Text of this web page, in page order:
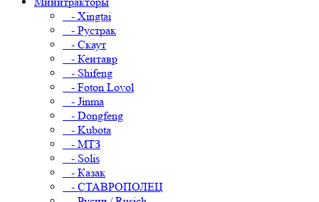
- Xingtai
- Рустрак
- Скаут
- Кентавр
- Shifeng
- Foton Lovol
- Jinma
- Dongfeng
- Kubota
- МТЗ
- Solis
- Казак
- СТАВРОПОЛЕЦ